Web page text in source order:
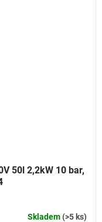
50l 2,2kW 10 bar,
Skladem(>5 ks)